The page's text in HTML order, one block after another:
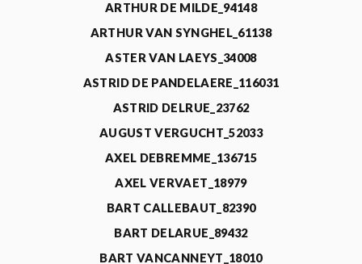
ARTHUR DE MILDE_94148
ARTHUR VAN SYNGHEL_61138
ASTER VAN LAEYS_34008
ASTRID DE PANDELAERE_116031
ASTRID DELRUE_23762
AUGUST VERGUCHT_52033
AXEL DEBREMME_136715
AXEL VERVAET_18979
BART CALLEBAUT_82390
BART DELARUE_89432
BART VANCANNEYT_18010